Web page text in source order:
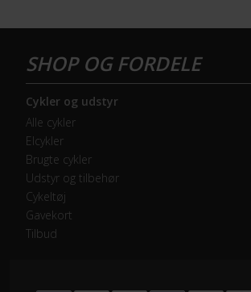
Forbremse
GEAR
Drivlinje
Frontklinger
Geargruppe
Cykler og udstyr
Alle cykler
Elcykler
Brugte cykler
Udstyr og tilbehør
Cykeltøj
Gavekort
Tilbud